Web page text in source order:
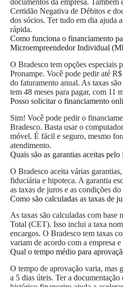
documentos da empresa. Também
Certidão Negativa de Débitos e
dos sócios. Ter tudo em dia ajuda
rápida.
Como funciona o financiamento
Microempreendedor Individual
O Bradesco tem opções especiais
Pronampe. Você pode pedir até
do faturamento anual. As taxas
tem 48 meses para pagar, com 11
Posso solicitar o financiamento
Sim! Você pode pedir o
Bradesco. Basta usar o
móvel. É fácil e seguro, mesmo
atendimento.
Quais são as garantias aceitas pelo
O Bradesco aceita várias
fiduciária e hipoteca. A garantia
as taxas de juros e as condições
Como são calculadas as taxas de
As taxas são calculadas com base
Total (CET). Isso inclui a taxa
encargos. O Bradesco tem taxas
variam de acordo com a empresa e
Qual o tempo médio para
O tempo de aprovação varia, mas
a 5 dias úteis. Ter a